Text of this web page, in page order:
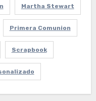
Martha Stewart
Primera Comunion
Scrapbook